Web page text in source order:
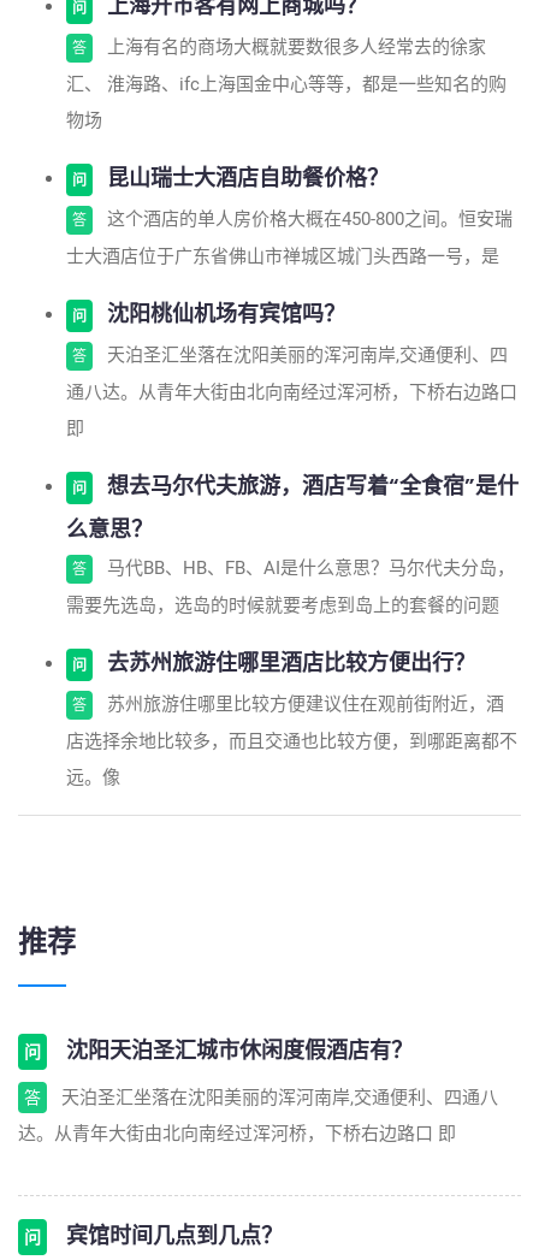
问
答
上海有名的商场大概就要数很多人经常去的徐家
汇、 淮海路、ifc上海国金中心等等，都是一些知名的购
物场
问 昆山瑞士大酒店自助餐价格？
答
这个酒店的单人房价格大概在450-800之间。恒安瑞
士大酒店位于广东省佛山市禅城区城门头西路一号，是
问 沈阳桃仙机场有宾馆吗？
答
天泊圣汇坐落在沈阳美丽的浑河南岸,交通便利、四
通八达。从青年大街由北向南经过浑河桥，下桥右边路口
即
问
想去马尔代夫旅游，酒店写着“全食宿”是什
么意思？
答
马代BB、HB、FB、AI是什么意思？马尔代夫分岛，
需要先选岛，选岛的时候就要考虑到岛上的套餐的问题
问 去苏州旅游住哪里酒店比较方便出行？
答
苏州旅游住哪里比较方便建议住在观前街附近，酒
店选择余地比较多，而且交通也比较方便，到哪距离都不
远。像
推荐
问 沈阳天泊圣汇城市休闲度假酒店有？
答
天泊圣汇坐落在沈阳美丽的浑河南岸,交通便利、四通八
达。从青年大街由北向南经过浑河桥，下桥右边路口 即
问 宾馆时间几点到几点？